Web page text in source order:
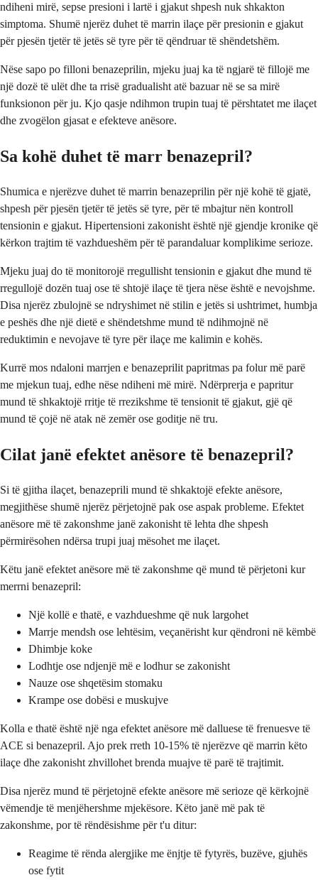
ndiheni mirë, sepse presioni i lartë i gjakut shpesh nuk shkakton
simptoma. Shumë njerëz duhet të marrin ilaçe për presionin e gjakut
për pjesën tjetër të jetës së tyre për të qëndruar të shëndetshëm.
Nëse sapo po filloni benazeprilin, mjeku juaj ka të ngjarë të fillojë me
një dozë të ulët dhe ta rrisë gradualisht atë bazuar në se sa mirë
funksionon për ju. Kjo qasje ndihmon trupin tuaj të përshtatet me ilaçet
dhe zvogëlon gjasat e efekteve anësore.
Sa kohë duhet të marr benazepril?
Shumica e njerëzve duhet të marrin benazeprilin për një kohë të gjatë,
shpesh për pjesën tjetër të jetës së tyre, për të mbajtur nën kontroll
tensionin e gjakut. Hipertensioni zakonisht është një gjendje kronike që
kërkon trajtim të vazhdueshëm për të parandaluar komplikime serioze.
Mjeku juaj do të monitorojë rregullisht tensionin e gjakut dhe mund të
rregullojë dozën tuaj ose të shtojë ilaçe të tjera nëse është e nevojshme.
Disa njerëz zbulojnë se ndryshimet në stilin e jetës si ushtrimet, humbja
e peshës dhe një dietë e shëndetshme mund të ndihmojnë në
reduktimin e nevojave të tyre për ilaçe me kalimin e kohës.
Kurrë mos ndaloni marrjen e benazeprilit papritmas pa folur më parë
me mjekun tuaj, edhe nëse ndiheni më mirë. Ndërprerja e papritur
mund të shkaktojë rritje të rrezikshme të tensionit të gjakut, gjë që
mund të çojë në atak në zemër ose goditje në tru.
Cilat janë efektet anësore të benazepril?
Si të gjitha ilaçet, benazeprili mund të shkaktojë efekte anësore,
megjithëse shumë njerëz përjetojnë pak ose aspak probleme. Efektet
anësore më të zakonshme janë zakonisht të lehta dhe shpesh
përmirësohen ndërsa trupi juaj mësohet me ilaçet.
Këtu janë efektet anësore më të zakonshme që mund të përjetoni kur
merrni benazepril:
Një kollë e thatë, e vazhdueshme që nuk largohet
Marrje mendsh ose lehtësim, veçanërisht kur qëndroni në këmbë
Dhimbje koke
Lodhtje ose ndjenjë më e lodhur se zakonisht
Nauze ose shqetësim stomaku
Krampe ose dobësi e muskujve
Kolla e thatë është një nga efektet anësore më dalluese të frenuesve të
ACE si benazepril. Ajo prek rreth 10-15% të njerëzve që marrin këto
ilaçe dhe zakonisht zhvillohet brenda muajve të parë të trajtimit.
Disa njerëz mund të përjetojnë efekte anësore më serioze që kërkojnë
vëmendje të menjëhershme mjekësore. Këto janë më pak të
zakonshme, por të rëndësishme për t'u ditur:
Reagime të rënda alergjike me ënjtje të fytyrës, buzëve, gjuhës
ose fytit